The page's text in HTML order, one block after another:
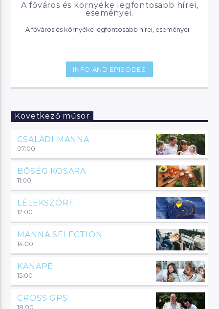
A főváros és környéke legfontosabb hírei,
eseményei.
INFO AND EPISODES
Következő műsor
CSALÁDI MANNA
07:00
BŐSÉG KOSARA
11:00
LÉLEKSZÖRF
12:00
MANNA SELECTION
14:00
KANAPÉ
15:00
CROSS GPS
18:00